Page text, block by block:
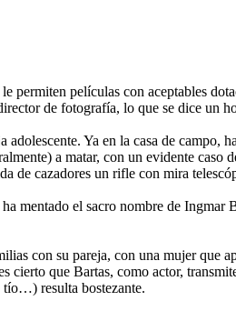
permiten películas con aceptables
de fotografía, lo que se dice un
Ya en la casa de campo,
a matar, con un evidente caso
de cazadores un rifle con mira
mentado el sacro nombre de Ingmar
con su pareja, con una mujer que
que Bartas, como actor,
tío…) resulta bostezante.